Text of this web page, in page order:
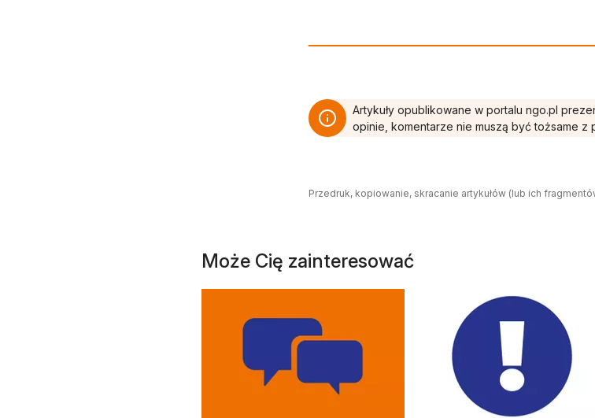
Artykuły opublikowane w portalu ngo.pl
opinie, komentarze nie muszą być tożsame z
Przedruk, kopiowanie, skracanie artykułów (lub ich
Może Cię zainteresować